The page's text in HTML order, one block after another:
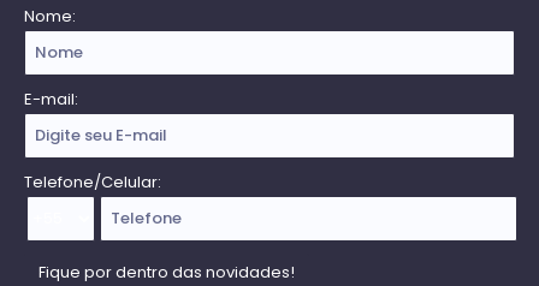
Nome:
E-mail:
Telefone/Celular: